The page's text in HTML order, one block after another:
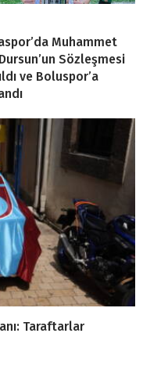
Muhammet
Sözleşmesi
ve Boluspor’a
Taraftarlar